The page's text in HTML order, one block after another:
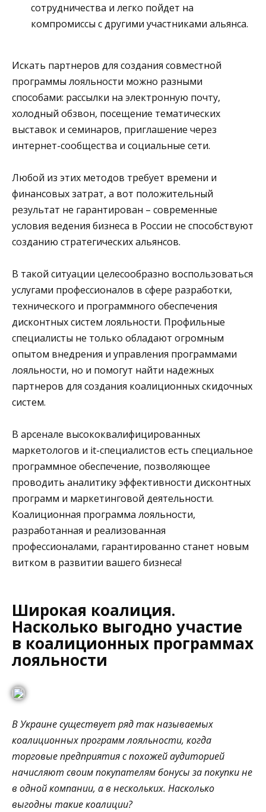
сотрудничества и легко пойдет на
компромиссы с другими участниками альянса.
Искать партнеров для создания совместной
программы лояльности можно разными
способами: рассылки на электронную почту,
холодный обзвон, посещение тематических
выставок и семинаров, приглашение через
интернет-сообщества и социальные сети.
Любой из этих методов требует времени и
финансовых затрат, а вот положительный
результат не гарантирован – современные
условия ведения бизнеса в России не способствуют
созданию стратегических альянсов.
В такой ситуации целесообразно воспользоваться
услугами профессионалов в сфере разработки,
технического и программного обеспечения
дисконтных систем лояльности. Профильные
специалисты не только обладают огромным
опытом внедрения и управления программами
лояльности, но и помогут найти надежных
партнеров для создания коалиционных скидочных
систем.
В арсенале высококвалифицированных
маркетологов и it-специалистов есть специальное
программное обеспечение, позволяющее
проводить аналитику эффективности дисконтных
программ и маркетинговой деятельности.
Коалиционная программа лояльности,
разработанная и реализованная
профессионалами, гарантированно станет новым
витком в развитии вашего бизнеса!
Широкая коалиция.
Насколько выгодно участие
в коалиционных программах
лояльности
В Украине существует ряд так называемых
коалиционных программ лояльности, когда
торговые предприятия с похожей аудиторией
начисляют своим покупателям бонусы за покупки не
в одной компании, а в нескольких. Насколько
выгодны такие коалиции?